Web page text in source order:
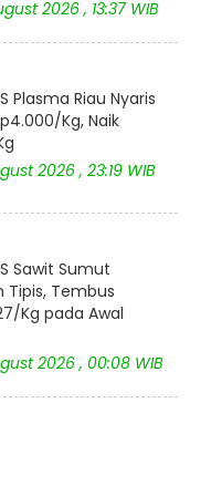
2026 , 13:37 WIB
Plasma Riau Nyaris
Kg, Naik
2026 , 23:19 WIB
Sawit Sumut
Tipis, Tembus
Kg pada Awal
2026 , 00:08 WIB